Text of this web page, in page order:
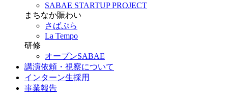
SABAE STARTUP PROJECT
まちなか賑わい
さばぷら
La Tempo
研修
オープンSABAE
講演依頼・視察について
インターン生採用
事業報告